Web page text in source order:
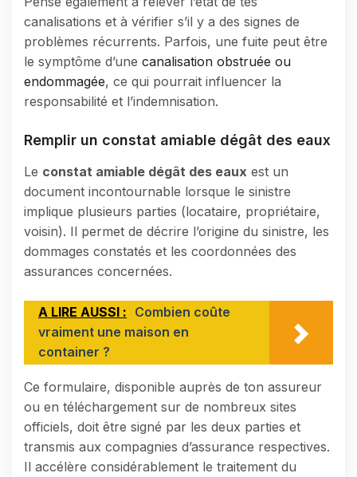
canalisations et à vérifier s’il y a des signes de
problèmes récurrents. Parfois, une fuite peut être
le symptôme d’une canalisation obstruée ou
endommagée, ce qui pourrait influencer la
responsabilité et l’indemnisation.
Remplir un constat amiable dégât des eaux
Le constat amiable dégât des eaux est un
document incontournable lorsque le sinistre
implique plusieurs parties (locataire, propriétaire,
voisin). Il permet de décrire l’origine du sinistre, les
dommages constatés et les coordonnées des
assurances concernées.
A LIRE AUSSI : Combien coûte
vraiment une maison en
container ?
Ce formulaire, disponible auprès de ton assureur
ou en téléchargement sur de nombreux sites
officiels, doit être signé par les deux parties et
transmis aux compagnies d’assurance respectives.
Il accélère considérablement le traitement du